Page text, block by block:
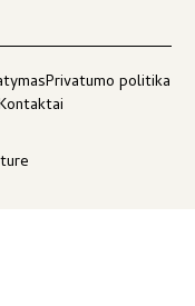
Privatumo politika